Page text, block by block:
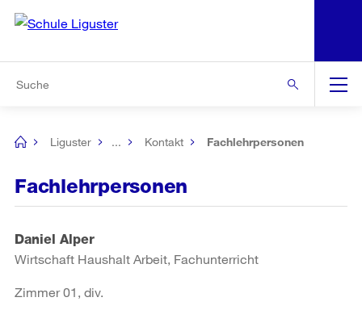
Navigation
[no
Liguster ... Kontakt Fachlehrpersonen
Fachlehrpersonen
Daniel Alper
Wirtschaft Haushalt Arbeit, Fachunterricht
Zimmer 01, div.